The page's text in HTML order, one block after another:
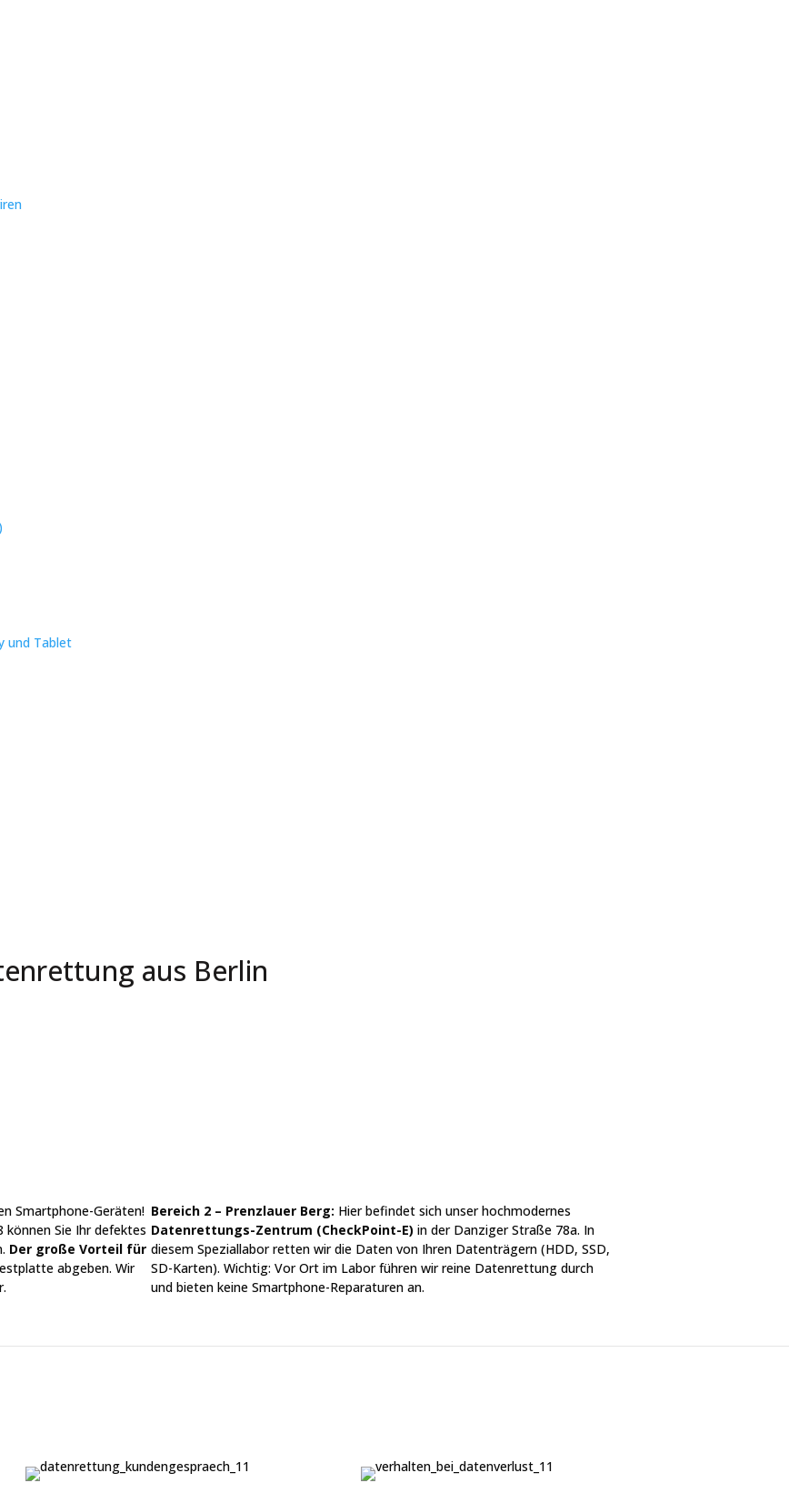
und Tablet
aus Berlin
Smartphone-Geräten!
Sie Ihr defektes
Der große Vorteil für
abgeben. Wir
Bereich 2 – Prenzlauer Berg: Hier befindet sich unser hochmodernes
Datenrettungs-Zentrum (CheckPoint-E) in der Danziger Straße 78a. In
diesem Speziallabor retten wir die Daten von Ihren Datenträgern (HDD, SSD,
SD-Karten).Wichtig: Vor Ort im Labor führen wir reine Datenrettung durch
und bieten keine Smartphone-Reparaturen an.